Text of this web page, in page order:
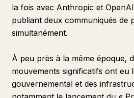
la fois avec Anthropic et
publiant deux communiqués de
simultanément.
À peu près à la même époque,
mouvements significatifs ont eu
gouvernemental et des